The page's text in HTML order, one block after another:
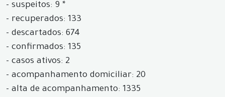
- suspeitos: 9 *
- recuperados: 133
- descartados: 674
- confirmados: 135
- casos ativos: 2
- acompanhamento domiciliar: 20
- alta de acompanhamento: 1335